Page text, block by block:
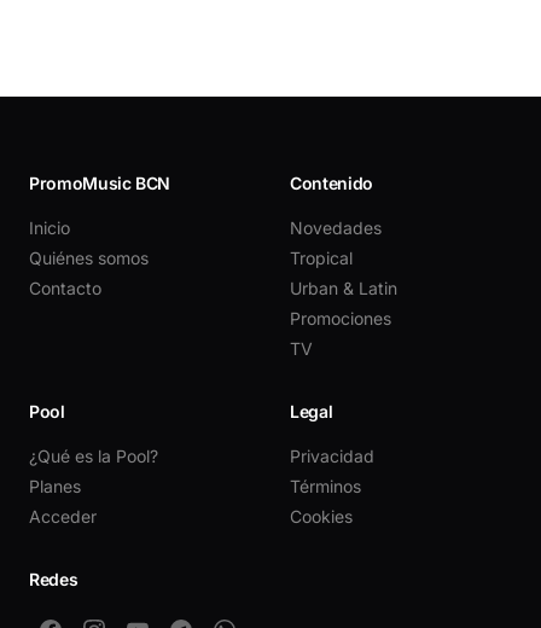
PromoMusic BCN
Inicio
Quiénes somos
Contacto
Contenido
Novedades
Tropical
Urban & Latin
Promociones
TV
Pool
¿Qué es la Pool?
Planes
Acceder
Legal
Privacidad
Términos
Cookies
Redes